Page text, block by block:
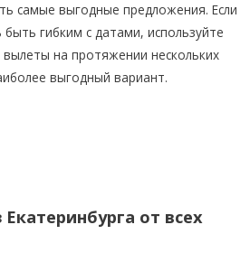
самые выгодные предложения. Если
гибким с датами, используйте
на протяжении нескольких
выгодный вариант.
от всех